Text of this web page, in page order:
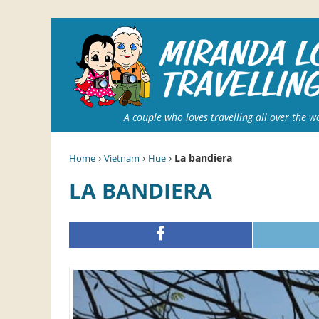
A couple who loves travelling all over the
Home › Vietnam › Hue › La bandiera
LA BANDIERA